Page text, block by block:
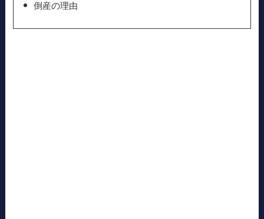
倒産の理由